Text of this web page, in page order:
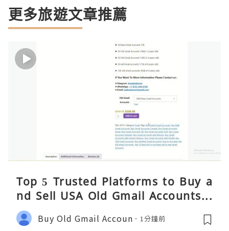
更多旅遊文章推薦
Top 5 Trusted Platforms to Buy a
nd Sell USA Old Gmail Accounts S
afely 2026
Buy Old Gmail Accoun 1分鐘前